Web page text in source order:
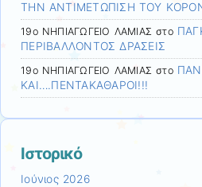
ΤΗΝ ΑΝΤΙΜΕΤΩΠΙΣΗ ΤΟΥ
19ο ΝΗΠΙΑΓΩΓΕΙΟ ΛΑΜΙΑΣ στο
ΠΕΡΙΒΑΛΛΟΝΤΟΣ ΔΡΑΣΕΙΣ
19ο ΝΗΠΙΑΓΩΓΕΙΟ ΛΑΜΙΑΣ στο
ΚΑΙ….ΠΕΝΤΑΚΑΘΑΡΟΙ!!!
Ιστορικό
Ιούνιος 2026